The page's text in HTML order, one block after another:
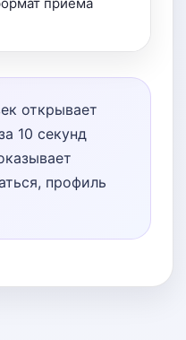
открывает
10 секунд
профиль